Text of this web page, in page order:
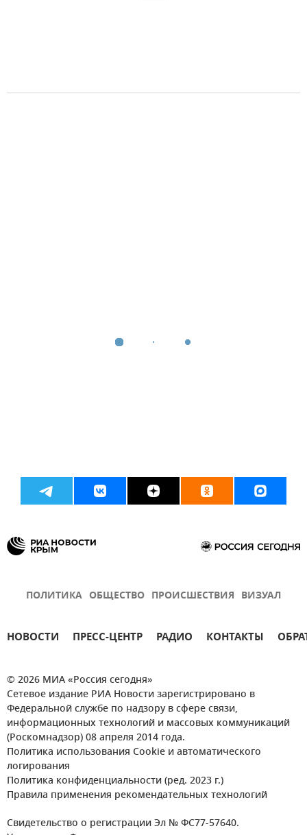
ПОЛИТИКА ОБЩЕСТВО ПРОИСШЕСТВИЯ ВИЗУАЛ
НОВОСТИ ПРЕСС-ЦЕНТР РАДИО КОНТАКТЫ
© 2026 МИА «Россия сегодня»
Сетевое издание РИА Новости зарегистрировано в
Федеральной службе по надзору в сфере связи,
информационных технологий и массовых коммуникаций
(Роскомнадзор) 08 апреля 2014 года.
Политика использования Cookie и автоматического
логирования
Политика конфиденциальности (ред. 2023 г.)
Правила применения рекомендательных технологий
Свидетельство о регистрации Эл № ФС77-57640.